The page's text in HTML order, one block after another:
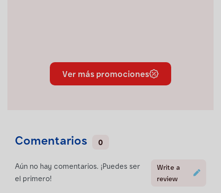
Ver más promociones
Comentarios 0
Aún no hay comentarios. ¡Puedes ser
el primero!
Write a
review